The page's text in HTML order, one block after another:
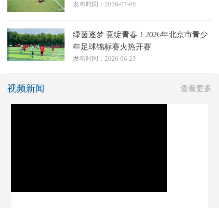
发布时间：2026-07-06
绿茵逐梦 竞绽青春！2026年北京市青少
年足球锦标赛火热开赛
发布时间：2026-06-23
视频新闻 查看更多